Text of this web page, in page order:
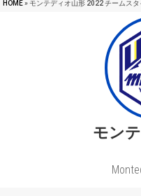
HOME» モンテディオ山形 2022 チームス
モン